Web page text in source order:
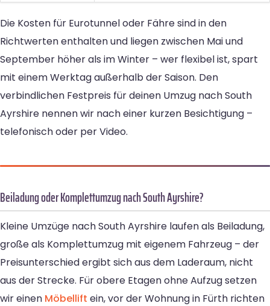
Die Kosten für Eurotunnel oder Fähre sind in den
Richtwerten enthalten und liegen zwischen Mai und
September höher als im Winter – wer flexibel ist, spart
mit einem Werktag außerhalb der Saison. Den
verbindlichen Festpreis für deinen Umzug nach South
Ayrshire nennen wir nach einer kurzen Besichtigung –
telefonisch oder per Video.
Beiladung oder Komplettumzug nach South Ayrshire?
Kleine Umzüge nach South Ayrshire laufen als Beiladung,
große als Komplettumzug mit eigenem Fahrzeug – der
Preisunterschied ergibt sich aus dem Laderaum, nicht
aus der Strecke. Für obere Etagen ohne Aufzug setzen
wir einen Möbellift ein, vor der Wohnung in Fürth richten